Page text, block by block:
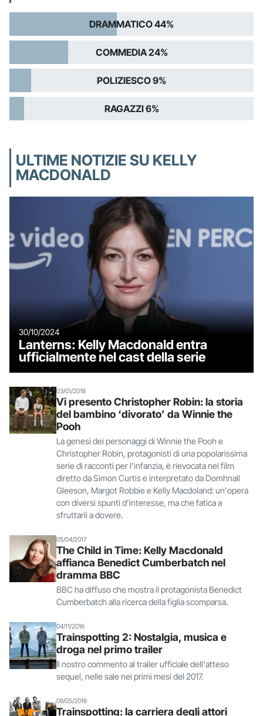
DRAMMATICO 44%
COMMEDIA 24%
POLIZIESCO 9%
RAGAZZI 6%
ULTIME NOTIZIE SU KELLY
MACDONALD
30/10/2024
Lanterns: Kelly Macdonald entra
ufficialmente nel cast della serie
03/01/2018
Vi presento Christopher Robin: la storia
del bambino ‘divorato’ da Winnie the
Pooh
La genesi dei personaggi di Winnie the Pooh e
Christopher Robin, protagonisti di una popolarissima
serie di racconti per l'infanzia, è rievocata nel film
diretto da Simon Curtis e interpretato da Domhnall
Gleeson, Margot Robbie e Kelly Macdoland: un'opera
con diversi spunti d'interesse, ma che fatica a
sfruttarli a dovere.
05/04/2017
The Child in Time: Kelly Macdonald
affianca Benedict Cumberbatch nel
dramma BBC
BBC ha diffuso che mostra il protagonista Benedict
Cumberbatch alla ricerca della figlia scomparsa.
04/11/2016
Trainspotting 2: Nostalgia, musica e
droga nel primo trailer
Il nostro commento al trailer ufficiale dell'atteso
sequel, nelle sale nei primi mesi del 2017.
09/05/2016
Trainspotting: la carriera degli attori